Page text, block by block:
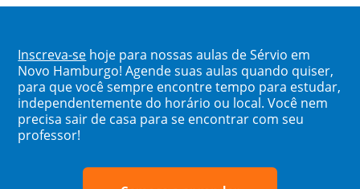
Inscreva-se hoje para nossas aulas de Sérvio em
Novo Hamburgo! Agende suas aulas quando quiser,
para que você sempre encontre tempo para estudar,
independentemente do horário ou local. Você nem
precisa sair de casa para se encontrar com seu
professor!